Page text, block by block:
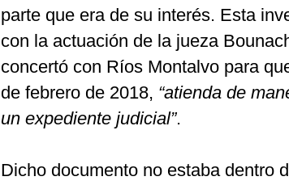
parte que era de su interés. Esta
con la actuación de la jueza
concertó con Ríos Montalvo para
de febrero de 2018, “atienda de
un expediente judicial”.
Dicho documento no estaba dentro